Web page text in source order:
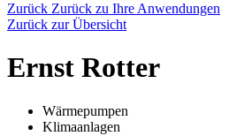
Zurück Zurück zu Ihre Anwendungen
Zurück zur Übersicht
Ernst Rotter
Wärmepumpen
Klimaanlagen